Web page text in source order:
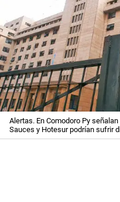
Alertas. En Comodoro Py
Sauces y Hotesur podrían sufrir